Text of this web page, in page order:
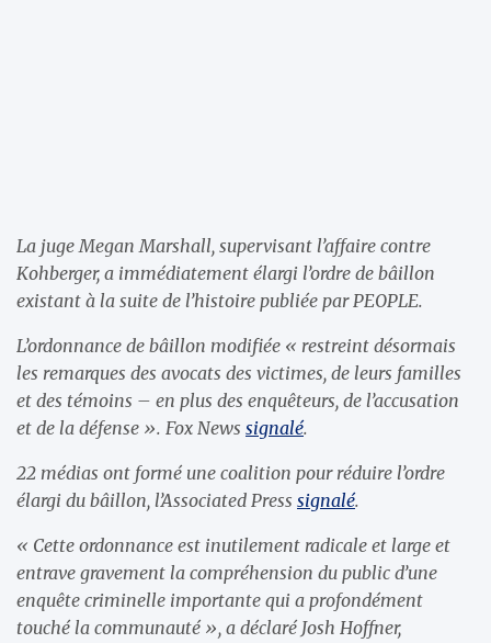
La juge Megan Marshall, supervisant l’affaire contre
Kohberger, a immédiatement élargi l’ordre de bâillon
existant à la suite de l’histoire publiée par PEOPLE.
L’ordonnance de bâillon modifiée « restreint désormais
les remarques des avocats des victimes, de leurs familles
et des témoins – en plus des enquêteurs, de l’accusation
et de la défense ». Fox News signalé.
22 médias ont formé une coalition pour réduire l’ordre
élargi du bâillon, l’Associated Press signalé.
« Cette ordonnance est inutilement radicale et large et
entrave gravement la compréhension du public d’une
enquête criminelle importante qui a profondément
touché la communauté », a déclaré Josh Hoffner,